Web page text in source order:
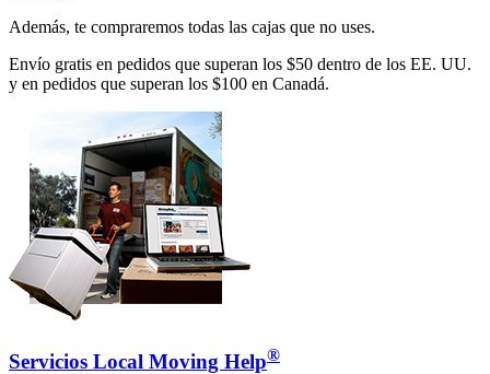
Además, te compraremos todas las cajas que no uses.
Envío gratis en pedidos que superan los $50 dentro de los EE. UU.
y en pedidos que superan los $100 en Canadá.
Servicios Local Moving Help®